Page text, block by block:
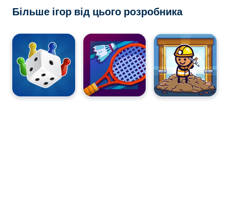
Більше ігор від цього розробника